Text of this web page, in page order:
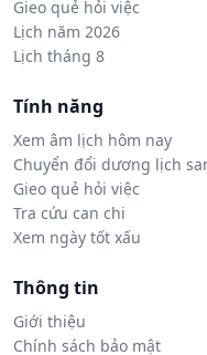
Gieo quẻ hỏi việc
Lịch năm 2026
Lịch tháng 8
Tính năng
Xem âm lịch hôm nay
Chuyển đổi dương lịch
Gieo quẻ hỏi việc
Tra cứu can chi
Xem ngày tốt xấu
Thông tin
Giới thiệu
Chính sách bảo mật